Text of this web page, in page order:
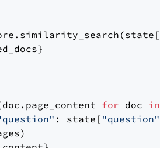
for doc in
: state[ "question"